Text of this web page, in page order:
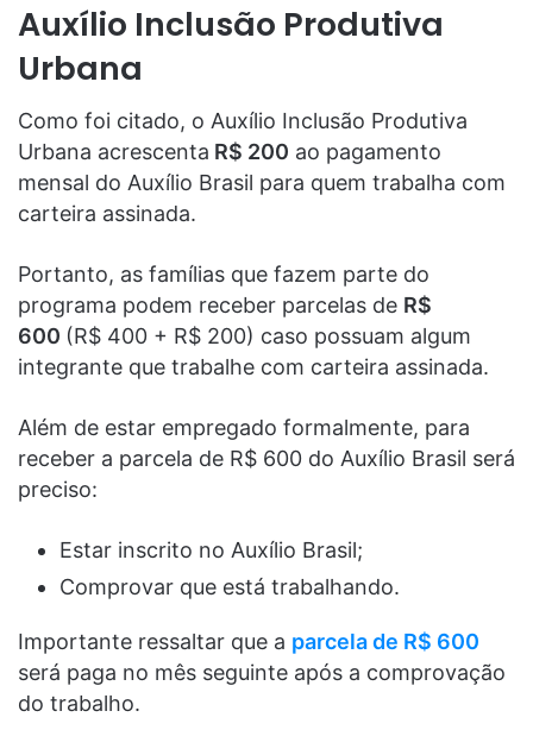
Auxílio Inclusão Produtiva
Urbana
Como foi citado, o Auxílio Inclusão Produtiva
Urbana acrescenta R$ 200 ao pagamento
mensal do Auxílio Brasil para quem trabalha com
carteira assinada.
Portanto, as famílias que fazem parte do
programa podem receber parcelas de R$
600 (R$ 400 + R$ 200) caso possuam algum
integrante que trabalhe com carteira assinada.
Além de estar empregado formalmente, para
receber a parcela de R$ 600 do Auxílio Brasil será
preciso:
Estar inscrito no Auxílio Brasil;
Comprovar que está trabalhando.
Importante ressaltar que a parcela de R$ 600
será paga no mês seguinte após a comprovação
do trabalho.